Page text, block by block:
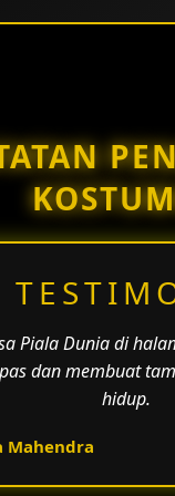
Piala Dunia di
dan membuat
hidup.
Mahendra